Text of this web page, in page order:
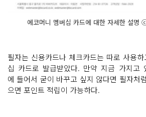
에코머니 멤버십 카드에 대한 자세한 설명
필자는 신용카드나 체크카드는 따로 사용
십 카드로 발급받았다. 만약 지금 가지고
에 들어서 굳이 바꾸고 싶지 않다면 필자처
으면 포인트 적립이 가능하다.